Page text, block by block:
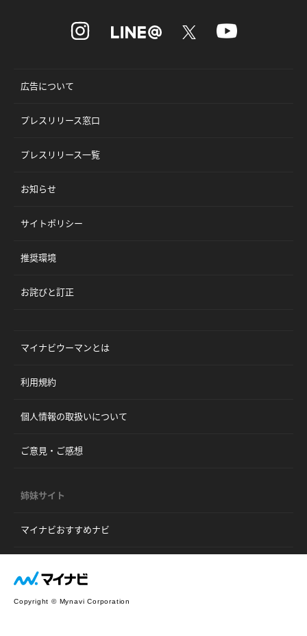
広告について
プレスリリース窓口
プレスリリース一覧
お知らせ
サイトポリシー
推奨環境
お詫びと訂正
マイナビウーマンとは
利用規約
個人情報の取扱いについて
ご意見・ご感想
姉妹サイト
マイナビおすすめナビ
Copyright © Mynavi Corporation